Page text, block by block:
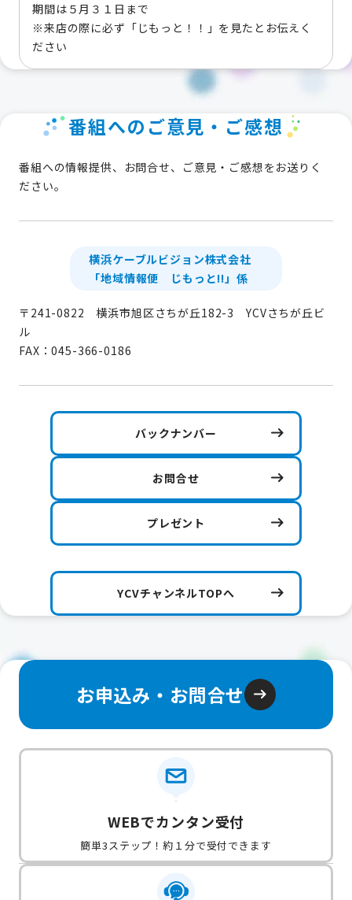
期間は５月３１日まで
※来店の際に必ず「じもっと！！」を見たとお伝えく
ださい
番組へのご意見・ご感想
番組への情報提供、お問合せ、ご意見・ご感想をお送りく
ださい。
横浜ケーブルビジョン株式会社
「地域情報便 じもっと!!」係
〒241-0822 横浜市旭区さちが丘182-3 YCVさちが丘ビ
ル
FAX：045-366-0186
バックナンバー
お問合せ
プレゼント
YCVチャンネルTOPへ
お申込み・お問合せ
WEBでカンタン受付
簡単3ステップ！約１分で受付できます